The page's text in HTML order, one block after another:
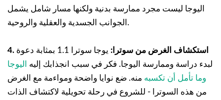
اليوجا ليست مجرد ممارسة بدنية ولكنها مسار شامل يشمل
الجوانب الجسدية والعقلية والروحية.
4. استكشاف الغرض من سوترا:
يوجا سوترا 1.1 بمثابة دعوة
لبدء دراسة وممارسة اليوجا. فكر في سبب انجذابك إليه
اليوجا
وما تأمل أن تكسبه منه. ضع نوايا واضحة ومواءمة مع الغرض
من هذه السوترا - للشروع في رحلة تحويلية لاكتشاف الذات